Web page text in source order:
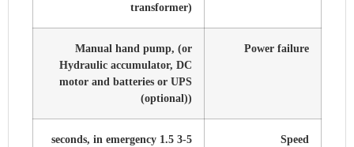
transformer)
Power failure
Manual hand pump, (or
Hydraulic accumulator, DC
motor and batteries or UPS
(optional))
Speed
3-5 seconds, in emergency 1.5